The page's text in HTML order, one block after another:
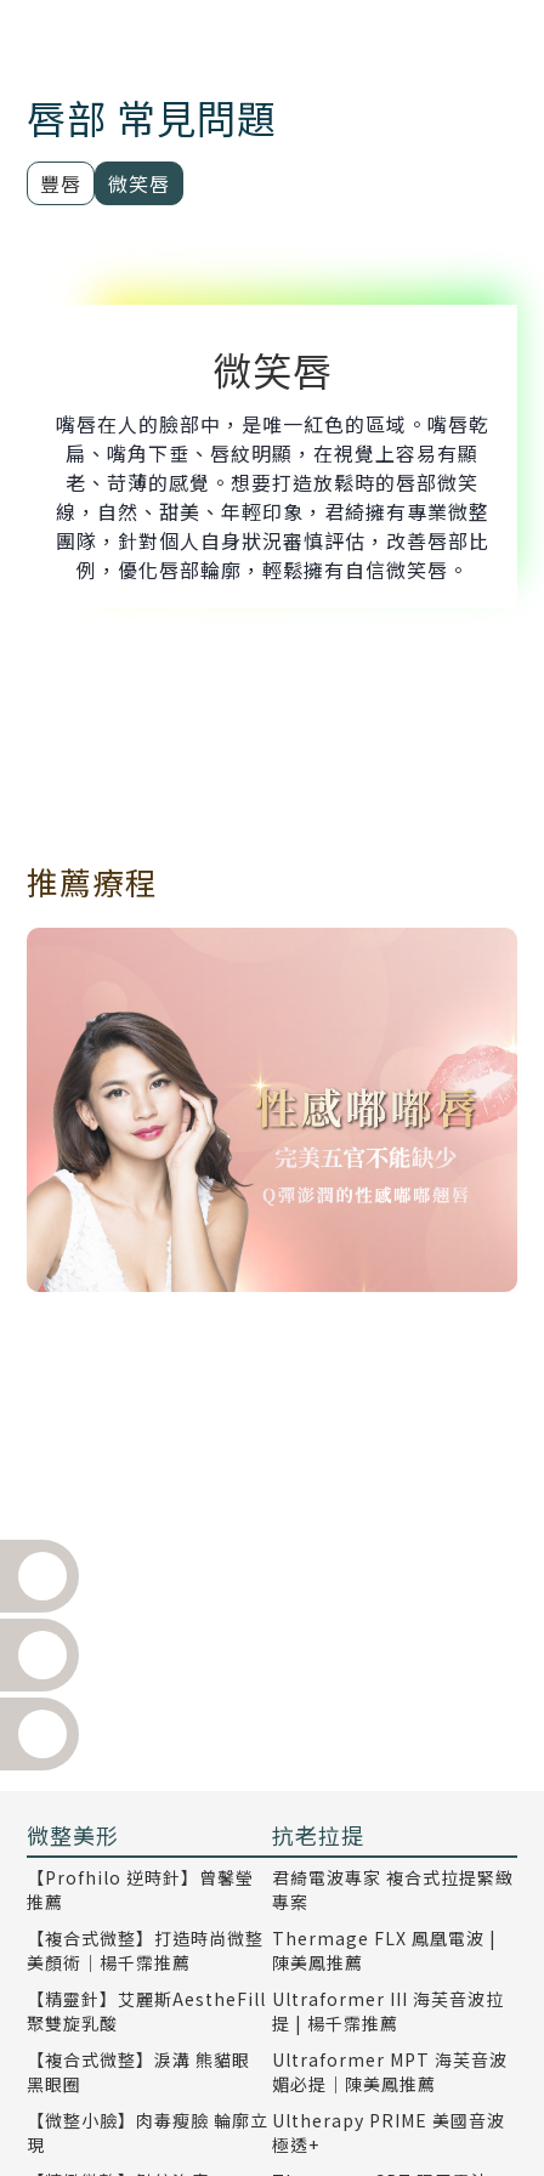
唇部 常見問題
豐唇 微笑唇
微笑唇
嘴唇在人的臉部中，是唯一紅色的區域。嘴唇乾
扁、嘴角下垂、唇紋明顯，在視覺上容易有顯
老、苛薄的感覺。想要打造放鬆時的唇部微笑
線，自然、甜美、年輕印象，君綺擁有專業微整
團隊，針對個人自身狀況審慎評估，改善唇部比
例，優化唇部輪廓，輕鬆擁有自信微笑唇。
推薦療程
微整美形
【Profhilo 逆時針】曾馨瑩
推薦
【複合式微整】打造時尚微整
美顏術｜楊千霈推薦
【精靈針】艾麗斯AestheFill
聚雙旋乳酸
【複合式微整】淚溝 熊貓眼
黑眼圈
【微整小臉】肉毒瘦臉 輪廓立
現
抗老拉提
君綺電波專家 複合式拉提緊緻
專案
Thermage FLX 鳳凰電波 |
陳美鳳推薦
Ultraformer III 海芙音波拉
提 | 楊千霈推薦
Ultraformer MPT 海芙音波
媚必提｜陳美鳳推薦
Ultherapy PRIME 美國音波
極透+